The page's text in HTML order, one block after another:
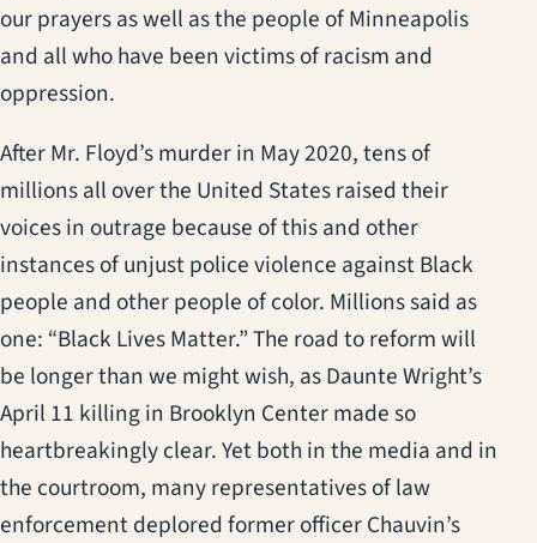
our prayers as well as the people of Minneapolis
and all who have been victims of racism and
oppression.
After Mr. Floyd’s murder in May 2020, tens of
millions all over the United States raised their
voices in outrage because of this and other
instances of unjust police violence against Black
people and other people of color. Millions said as
one: “Black Lives Matter.” The road to reform will
be longer than we might wish, as Daunte Wright’s
April 11 killing in Brooklyn Center made so
heartbreakingly clear. Yet both in the media and in
the courtroom, many representatives of law
enforcement deplored former officer Chauvin’s